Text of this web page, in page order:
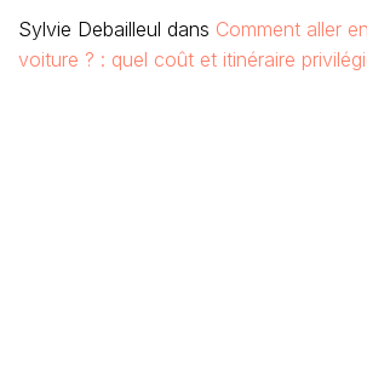
Sylvie Debailleul dans Comment aller
voiture ? : quel coût et itinéraire